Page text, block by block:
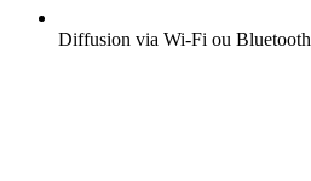
Diffusion via Wi-Fi ou Bluetooth